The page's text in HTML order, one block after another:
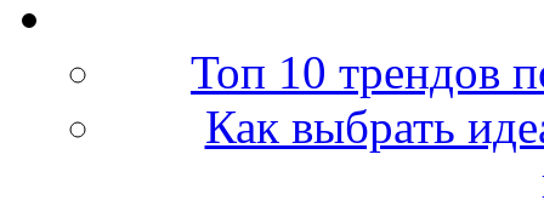
Топ 10 трендов
Как выбрать